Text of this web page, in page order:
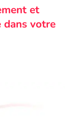
et
dans votre